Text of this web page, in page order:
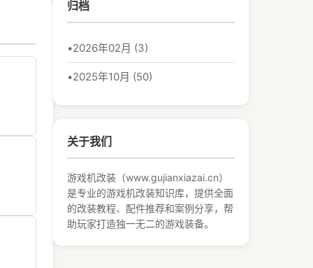
归档
2026年02月 (3)
2025年10月 (50)
关于我们
游戏机改装（www.gujianxiazai.cn）
是专业的游戏机改装知识库，提供全面
的改装教程、配件推荐和案例分享，帮
助玩家打造独一无二的游戏装备。